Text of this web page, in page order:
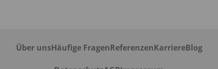
Über unsHäufige FragenReferenzenKarriereBlog